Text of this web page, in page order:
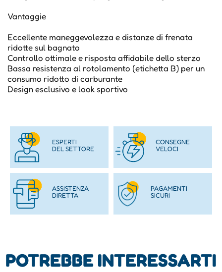
Vantaggie
Eccellente maneggevolezza e distanze di frenata
ridotte sul bagnato
Controllo ottimale e risposta affidabile dello sterzo
Bassa resistenza al rotolamento (etichetta B) per un
consumo ridotto di carburante
Design esclusivo e look sportivo
ESPERTI
DEL SETTORE
CONSEGNE
VELOCI
ASSISTENZA
DIRETTA
PAGAMENTI
SICURI
POTREBBE INTERESSARTI